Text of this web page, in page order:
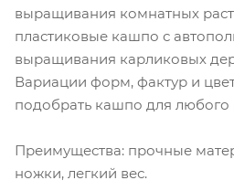
выращивания комнатных
пластиковые кашпо с
выращивания карликовых
Вариации форм, фактур и
подобрать кашпо для любого
Преимущества: прочные
ножки, легкий вес.